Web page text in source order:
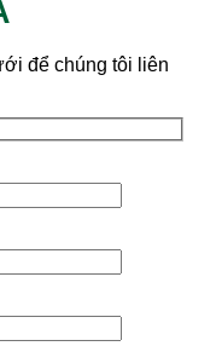
để chúng tôi liên